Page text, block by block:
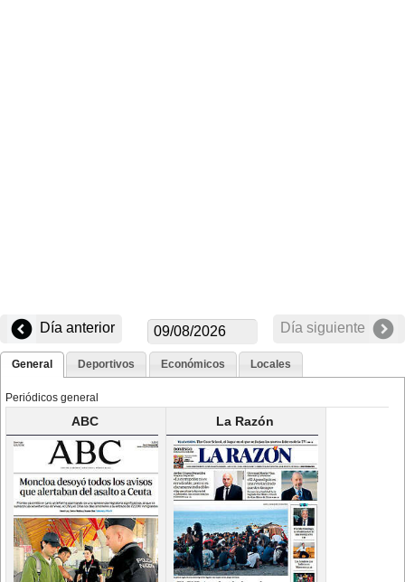
Día anterior Día siguiente
General Deportivos Económicos Locales
Periódicos general
ABC La Razón